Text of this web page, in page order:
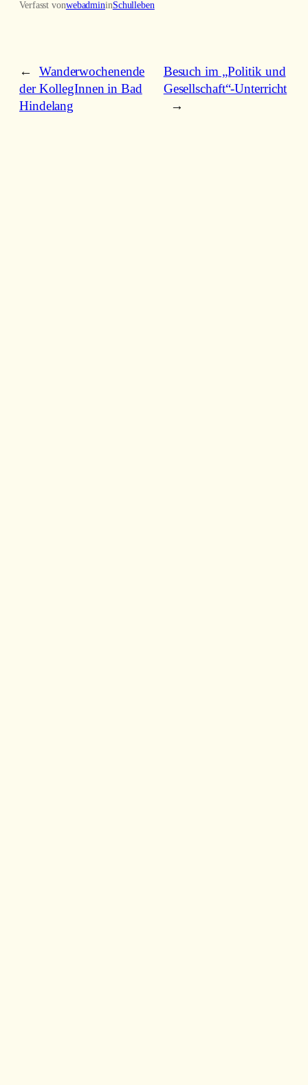
Verfasst vonwebadmininSchulleben
←
Wanderwochenende
der KollegInnen in Bad
Hindelang
Besuch im „Politik und
Gesellschaft“-Unterricht
→